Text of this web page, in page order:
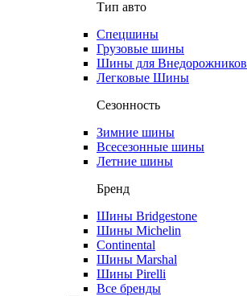
Тип авто
Спецшины
Грузовые шины
Шины для Внедорожников
Легковые Шины
Сезонность
Зимние шины
Всесезонные шины
Летние шины
Бренд
Шины Bridgestone
Шины Michelin
Continental
Шины Marshal
Шины Pirelli
Все бренды